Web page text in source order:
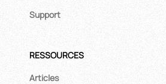
Support
RESSOURCES
Articles